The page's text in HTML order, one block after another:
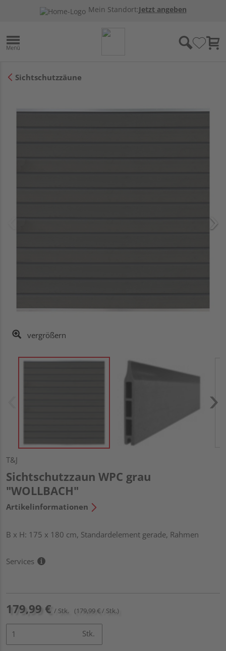
Mein Standort:Jetzt angeben
Sichtschutzzäune
vergrößern
T&J
Sichtschutzzaun WPC grau
"WOLLBACH"
Artikelinformationen
B x H: 175 x 180 cm, Standardelement gerade, Rahmen
Services
179,99 € / Stk. (179,99 € / Stk.)
Stk.